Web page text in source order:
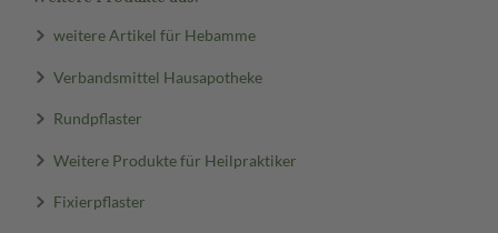
weitere Artikel für Hebamme
Verbandsmittel Hausapotheke
Rundpflaster
Weitere Produkte für Heilpraktiker
Fixierpflaster